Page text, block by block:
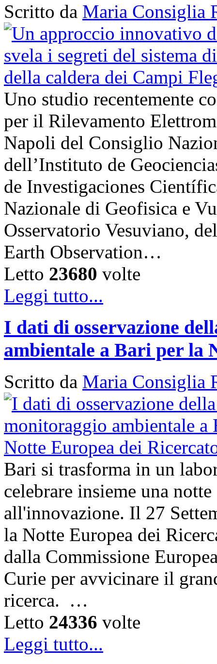
Scritto da Maria Consiglia
Uno studio recentemente
per il Rilevamento
Napoli del Consiglio
dell’Instituto de
de Investigaciones
Nazionale di Geofisica e
Osservatorio Vesuviano,
Earth Observation…
Letto 23680 volte
Leggi tutto...
I dati di osservazione
ambientale a Bari per la
Scritto da Maria Consiglia
Bari si trasforma in un
celebrare insieme una
all'innovazione. Il 27
la Notte Europea dei
dalla Commissione
Curie per avvicinare il
ricerca. …
Letto 24336 volte
Leggi tutto...